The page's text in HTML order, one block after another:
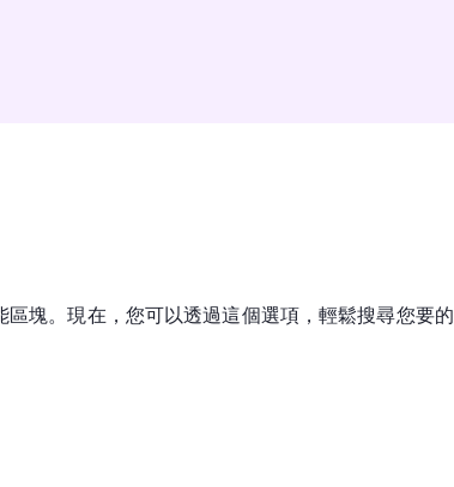
塊。現在，您可以透過這個選項，輕鬆搜尋您要的